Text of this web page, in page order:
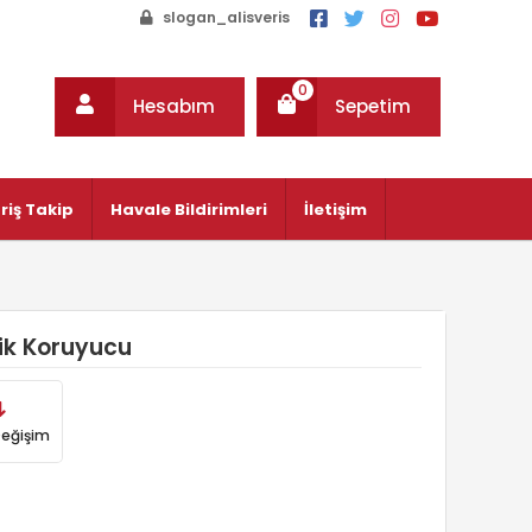
slogan_alisveris
Hesabım Sepetim
0
Takip Havale Bildirimleri İletişim
Koruyucu